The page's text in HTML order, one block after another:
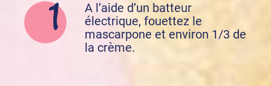
A l’aide d’un batteur
électrique, fouettez le
mascarpone et environ 1/3 de
la crème.